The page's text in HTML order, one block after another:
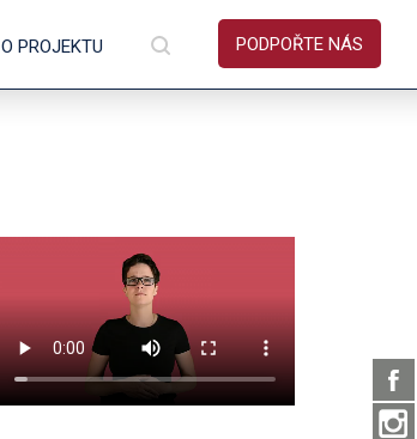
PODPOŘTE NÁS
O PROJEKTU